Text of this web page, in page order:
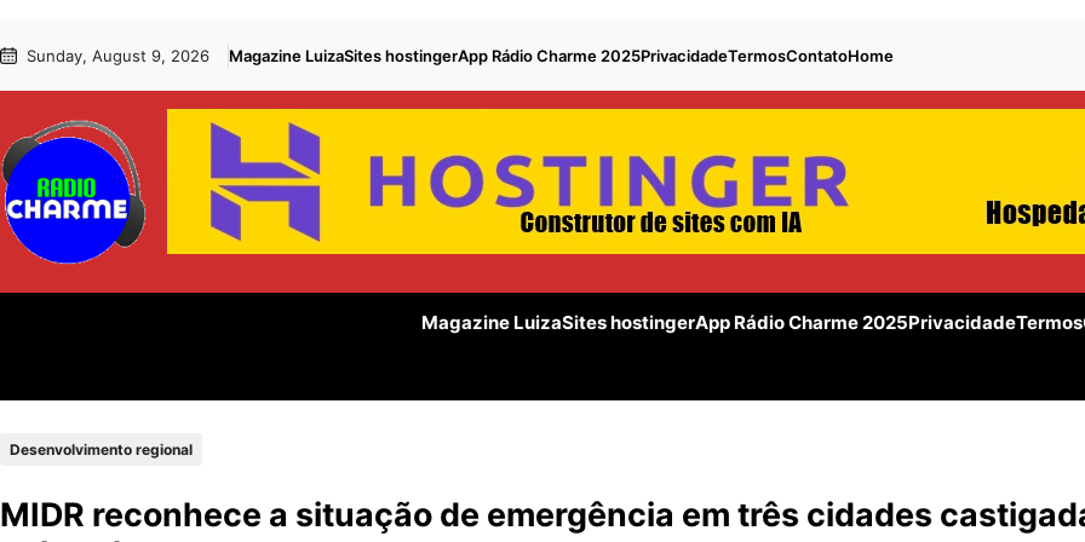
para
conteúdo
to Sunday, August 9, 2026 Magazine LuizaSites hostingerApp Rádio Charme 2025PrivacidadeTermosContatoHome
Magazine LuizaSites hostingerApp Rádio Charme 2025PrivacidadeTermos
Desenvolvimento regional
MIDR reconhece a situação de emergência em três cidades